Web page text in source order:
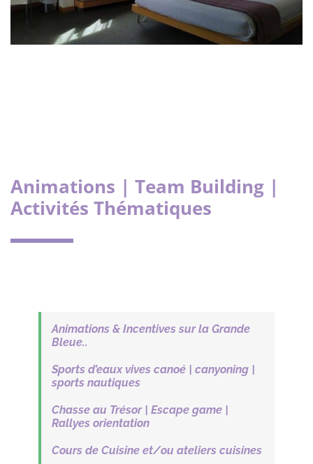
Animations | Team Building |
Activités Thématiques
Animations & Incentives sur la Grande
Bleue..
Sports d’eaux vives canoé | canyoning |
sports nautiques
Chasse au Trésor | Escape game |
Rallyes orientation
Cours de Cuisine et/ou ateliers cuisines